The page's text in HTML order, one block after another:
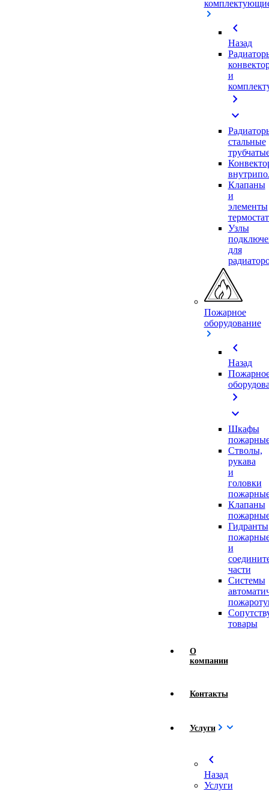
chevron_left
Назад
и
chevron_right
expand_more
стальные
Клапаны
и
элементы
Узлы
для
Пожарное
оборудование
chevron_left
Назад
chevron_right
expand_more
Шкафы
Стволы,
рукава
и
головки
Клапаны
Гидранты
и
части
Системы
товары
О
компании
Контакты
Услуги
chevron_left
Назад
Услуги